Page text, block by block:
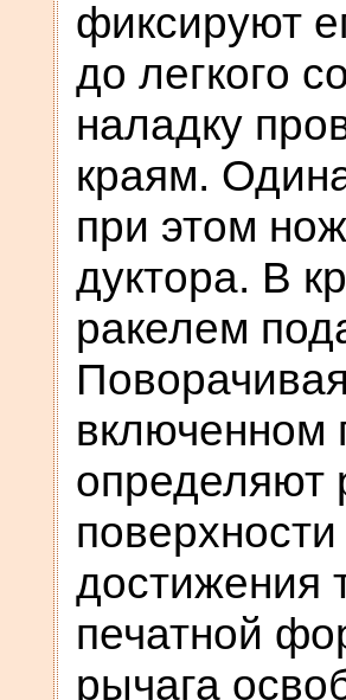
фиксируют
до легкого
наладку
краям.
при этом
дуктора. В
ракелем
включенном
определяют
достижения
печатной
рычага